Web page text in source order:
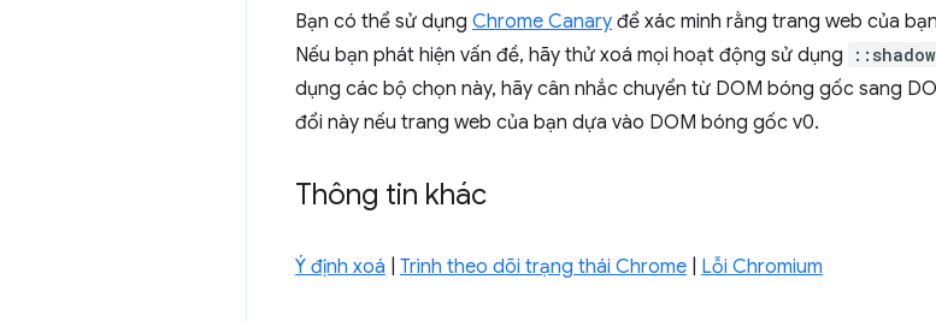
Bạn có thể sử dụng Chrome Canary để xác minh rằng trang web của
Nếu bạn phát hiện vấn đề, hãy thử xoá mọi hoạt động sử dụng
::shadow
dụng các bộ chọn này, hãy cân nhắc chuyển từ DOM bóng gốc sang
đổi này nếu trang web của bạn dựa vào DOM bóng gốc v0.
Thông tin khác
Ý định xoá Trình theo dõi trạng thái Chrome Lỗi Chromium